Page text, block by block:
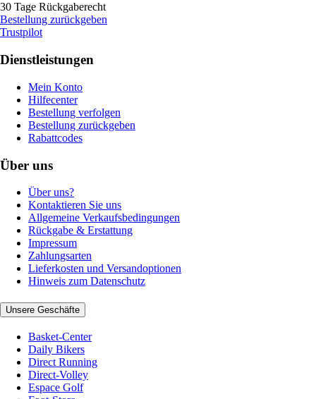
30 Tage Rückgaberecht
Bestellung zurückgeben
Trustpilot
Dienstleistungen
Mein Konto
Hilfecenter
Bestellung verfolgen
Bestellung zurückgeben
Rabattcodes
Über uns
Über uns?
Kontaktieren Sie uns
Allgemeine Verkaufsbedingungen
Rückgabe & Erstattung
Impressum
Zahlungsarten
Lieferkosten und Versandoptionen
Hinweis zum Datenschutz
Unsere Geschäfte
Basket-Center
Daily Bikers
Direct Running
Direct-Volley
Espace Golf